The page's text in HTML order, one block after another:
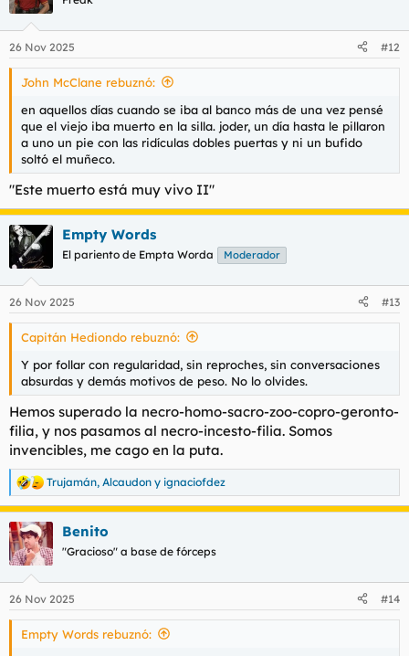
uñas pintadas, cuando intentaba renovar el
i
e
s
26 Nov 2025 #12
John McClane rebuznó:
en aquellos días cuando se iba al banco más de una vez pensé
que el viejo iba muerto en la silla. joder, un día hasta le pillaron
a uno un pie con las ridículas dobles puertas y ni un bufido
soltó el muñeco.
"Este muerto está muy vivo II"
Empty Words
El pariento de Empta Worda Moderador
26 Nov 2025 #13
Capitán Hediondo rebuznó:
Y por follar con regularidad, sin reproches, sin conversaciones
absurdas y demás motivos de peso. No lo olvides.
Hemos superado la necro-homo-sacro-zoo-copro-geronto-
filia, y nos pasamos al necro-incesto-filia. Somos
invencibles, me cago en la puta.
R
e
a
c
c
i
e
s
Trujamán, Alcaudon y ignaciofdez
Benito
"Gracioso" a base de fórceps
26 Nov 2025 #14
Empty Words rebuznó: